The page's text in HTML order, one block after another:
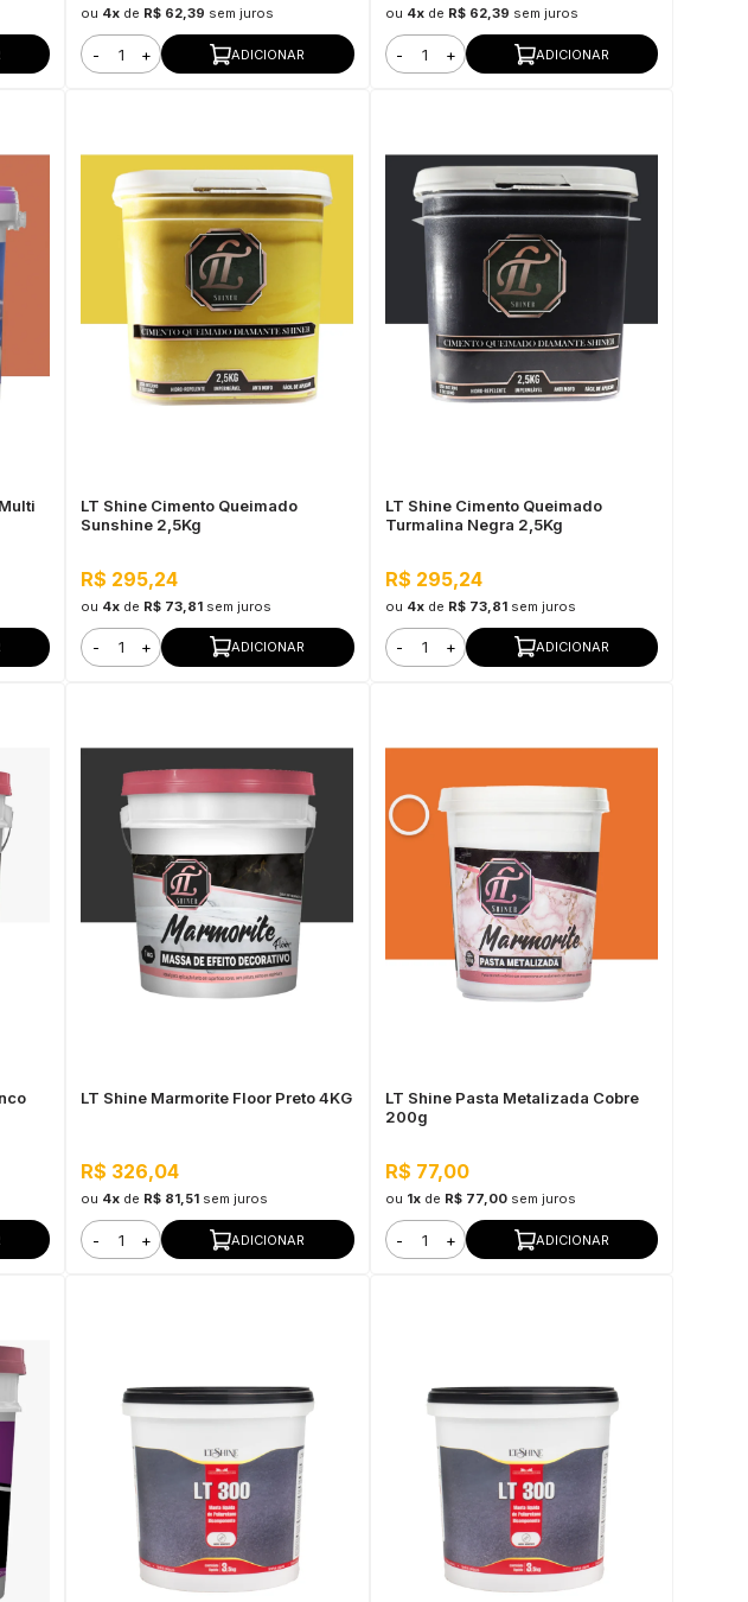
ou 4x de R$ 62,39 sem juros
- + ADICIONAR
ou 4xde R$ 62,39 sem juros
- + ADICIONAR
LT Shine Cimento Queimado
Sunshine 2,5Kg
R$ 295,24
ou 4x de R$ 73,81 sem juros
- + ADICIONAR
LT Shine Cimento Queimado
Turmalina Negra 2,5Kg
R$ 295,24
ou 4xde R$ 73,81 sem juros
- + ADICIONAR
LT Shine Marmorite Floor Preto 4KG
R$ 326,04
ou 4x de R$ 81,51 sem juros
- + ADICIONAR
LT Shine Pasta Metalizada Cobre
200g
R$ 77,00
ou 1xde R$ 77,00 sem juros
- + ADICIONAR